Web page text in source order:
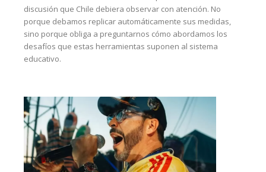
discusión que Chile debiera observar con atención. No
porque debamos replicar automáticamente sus medidas,
sino porque obliga a preguntarnos cómo abordamos los
desafíos que estas herramientas suponen al sistema
educativo.